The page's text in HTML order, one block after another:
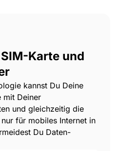
Karte und
kannst Du Deine
mit Deiner
und gleichzeitig die
für mobiles Internet in
Du Daten-